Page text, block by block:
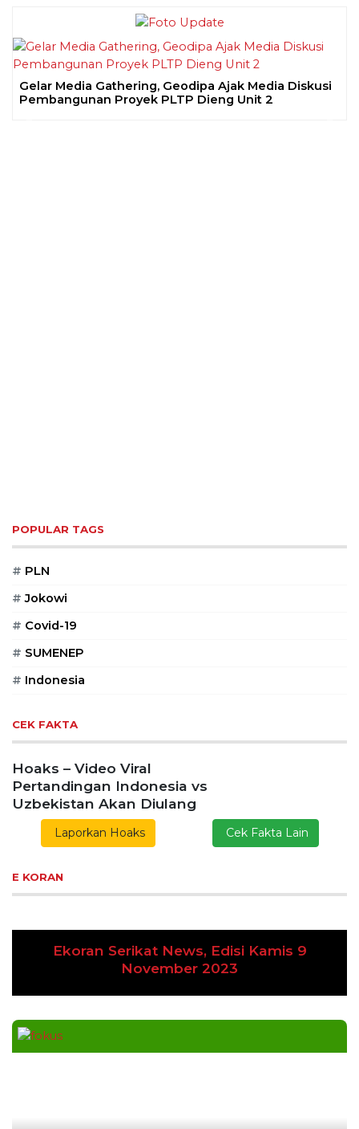
Gelar Media Gathering, Geodipa Ajak Media Diskusi
Pembangunan Proyek PLTP Dieng Unit 2
POPULAR TAGS
# PLN
# Jokowi
# Covid-19
# SUMENEP
# Indonesia
CEK FAKTA
Hoaks – Video Viral
Pertandingan Indonesia vs
Uzbekistan Akan Diulang
Laporkan Hoaks Cek Fakta Lain
E KORAN
Ekoran Serikat News, Edisi Kamis 9
November 2023